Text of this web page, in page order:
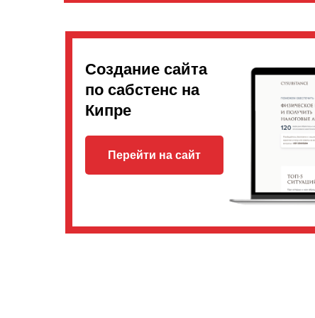
Создание сайта
по сабстенс на
Кипре
Перейти на сайт